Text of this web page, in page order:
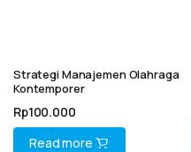
Strategi Manajemen Olahraga
Kontemporer
Rp100.000
Read more